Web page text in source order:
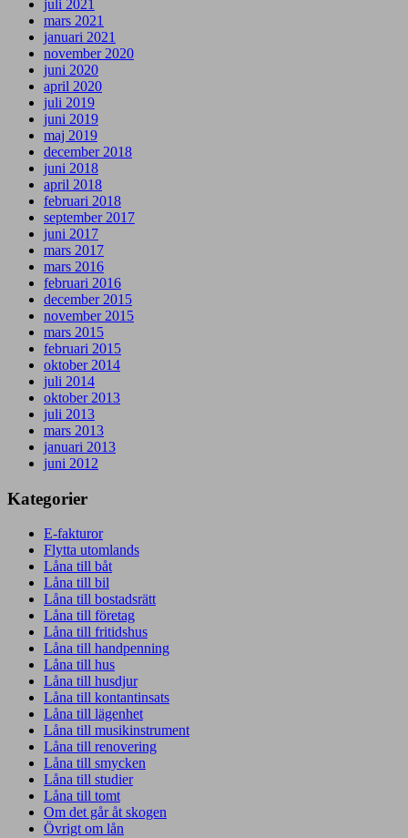
juli 2021
mars 2021
januari 2021
november 2020
juni 2020
april 2020
juli 2019
juni 2019
maj 2019
december 2018
juni 2018
april 2018
februari 2018
september 2017
juni 2017
mars 2017
mars 2016
februari 2016
december 2015
november 2015
mars 2015
februari 2015
oktober 2014
juli 2014
oktober 2013
juli 2013
mars 2013
januari 2013
juni 2012
Kategorier
E-fakturor
Flytta utomlands
Låna till båt
Låna till bil
Låna till bostadsrätt
Låna till företag
Låna till fritidshus
Låna till handpenning
Låna till hus
Låna till husdjur
Låna till kontantinsats
Låna till lägenhet
Låna till musikinstrument
Låna till renovering
Låna till smycken
Låna till studier
Låna till tomt
Om det går åt skogen
Övrigt om lån